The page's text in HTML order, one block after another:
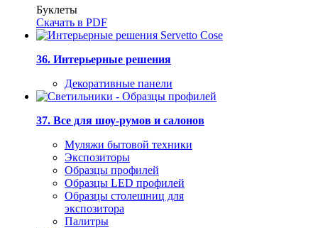
Буклеты
Скачать в PDF
36. Интерьерные решения
Декоративные панели
37. Все для шоу-румов и салонов
Муляжи бытовой техники
Экспозиторы
Образцы профилей
Образцы LED профилей
Образцы столешниц для
экспозитора
Палитры